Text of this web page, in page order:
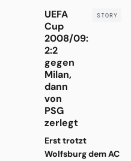
UEFA
Cup
2008/09:
2:2
gegen
Milan,
dann
von
PSG
zerlegt
Erst trotzt
Wolfsburg dem AC